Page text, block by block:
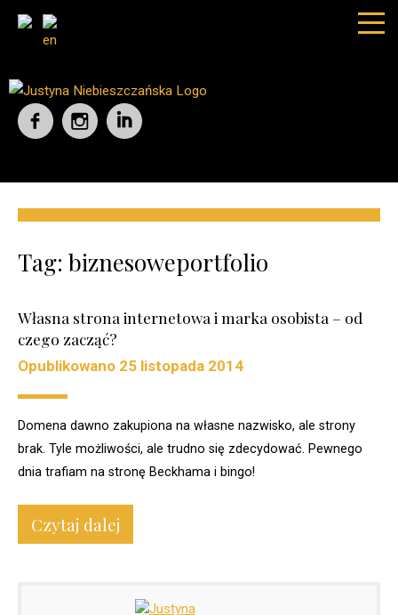
Tag: biznesoweportfolio
Własna strona internetowa i marka osobista – od
czego zacząć?
Opublikowano 25 listopada 2014
Domena dawno zakupiona na własne nazwisko, ale strony
brak. Tyle możliwości, ale trudno się zdecydować. Pewnego
dnia trafiam na stronę Beckhama i bingo!
Czytaj dalej